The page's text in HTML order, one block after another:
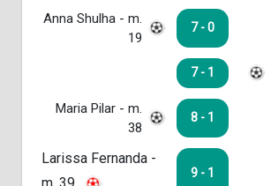
Anna Shulha - m.
19
7 - 0
7 - 1
Maria Pilar - m.
38
8 - 1
Larissa Fernanda -
9 - 1